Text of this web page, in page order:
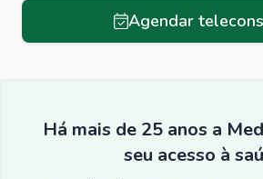
Agendar
Há mais de 25 anos a
seu acesso à